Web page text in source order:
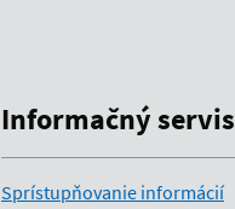
Informačný servis
Sprístupňovanie informácií